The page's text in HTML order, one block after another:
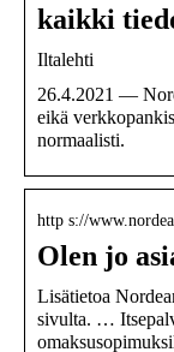
kaikki
Iltalehti
26.4.2021 —
eikä
normaalisti.
http s://
Olen jo
Lisätietoa
sivulta. …